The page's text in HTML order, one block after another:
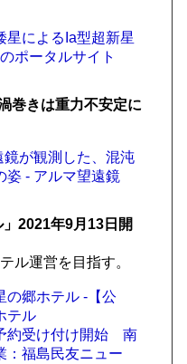
星によるIa型超新星
ポータルサイト
巻きは重力不安定に
鏡が観測した、混沌
姿 - アルマ望遠鏡
2021年9月13日開
ル運営を目指す。
の郷ホテル -【公
テル
約受け付け開始 南
：福島民友ニュー